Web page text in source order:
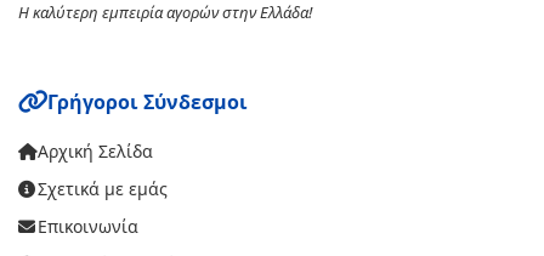
Η καλύτερη εμπειρία αγορών στην Ελλάδα!
Γρήγοροι Σύνδεσμοι
Αρχική Σελίδα
Σχετικά με εμάς
Επικοινωνία